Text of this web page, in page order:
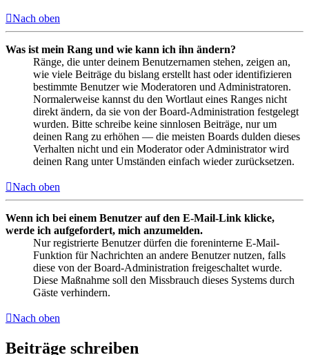
Nach oben
Was ist mein Rang und wie kann ich ihn ändern?
Ränge, die unter deinem Benutzernamen stehen, zeigen an,
wie viele Beiträge du bislang erstellt hast oder identifizieren
bestimmte Benutzer wie Moderatoren und Administratoren.
Normalerweise kannst du den Wortlaut eines Ranges nicht
direkt ändern, da sie von der Board-Administration festgelegt
wurden. Bitte schreibe keine sinnlosen Beiträge, nur um
deinen Rang zu erhöhen — die meisten Boards dulden dieses
Verhalten nicht und ein Moderator oder Administrator wird
deinen Rang unter Umständen einfach wieder zurücksetzen.
Nach oben
Wenn ich bei einem Benutzer auf den E-Mail-Link klicke,
werde ich aufgefordert, mich anzumelden.
Nur registrierte Benutzer dürfen die foreninterne E-Mail-
Funktion für Nachrichten an andere Benutzer nutzen, falls
diese von der Board-Administration freigeschaltet wurde.
Diese Maßnahme soll den Missbrauch dieses Systems durch
Gäste verhindern.
Nach oben
Beiträge schreiben